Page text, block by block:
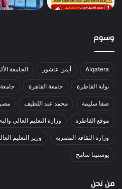
وسوم
Alqatera أيمن عاشور الجامعة
بوابة القاطرة جامعة القاهرة
صفا سليمة محمد عبد اللطيف مصر
موقع القاطرة وزارة التعليم العالي
وزارة الثقافة المصرية وزير التعليم
يوستينا سامح
من نحن